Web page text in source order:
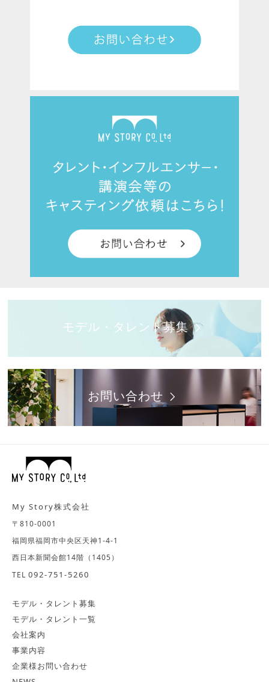
モデル・タレント募集
お問い合わせ
My Story株式会社
〒810-0001
福岡県福岡市中央区天神1-4-1
西日本新聞会館14階（1405）
TEL 092-751-5260
モデル・タレント募集
モデル・タレント一覧
会社案内
事業内容
企業様お問い合わせ